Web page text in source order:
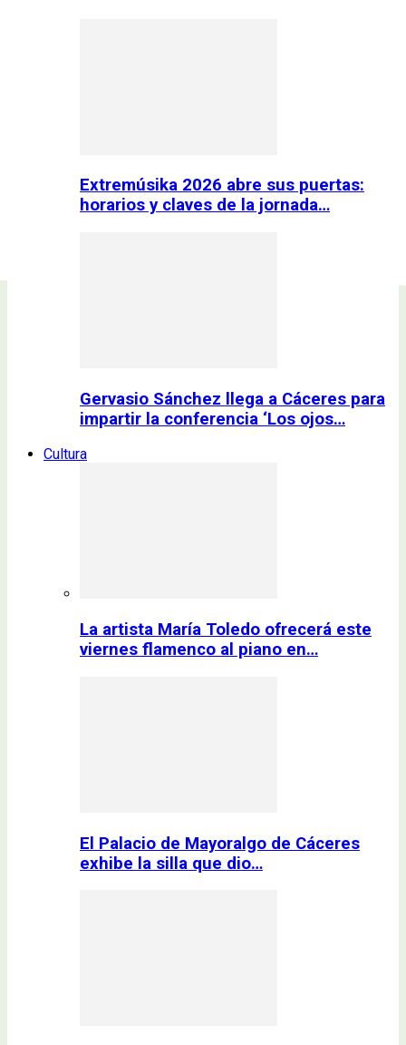
Extremúsika 2026 abre sus puertas:
horarios y claves de la jornada…
Gervasio Sánchez llega a Cáceres para
impartir la conferencia ‘Los ojos…
Cultura
La artista María Toledo ofrecerá este
viernes flamenco al piano en…
El Palacio de Mayoralgo de Cáceres
exhibe la silla que dio…